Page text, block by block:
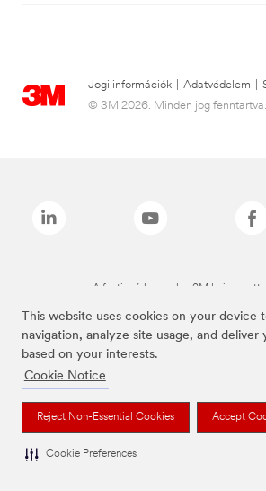
This website uses cookies on your device
navigation, analyze site usage, and deliver
based on your interests.
Cookie Notice
Reject Non-Essential Cookies Accept
Cookie Preferences
Jogi információk Adatvédelem
© 3M 2026. Minden jog fenntartva.
A fenti márkanevek a 3M bejegyzett